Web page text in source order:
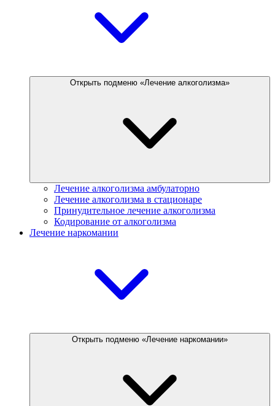
Открыть подменю «Лечение алкоголизма»
Лечение алкоголизма амбулаторно
Лечение алкоголизма в стационаре
Принудительное лечение алкоголизма
Кодирование от алкоголизма
Лечение наркомании
Открыть подменю «Лечение наркомании»